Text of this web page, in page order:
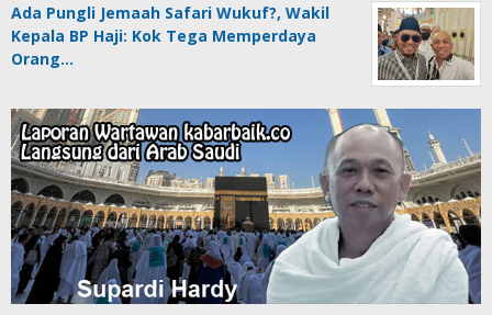
Ada Pungli Jemaah Safari Wukuf?, Wakil
Kepala BP Haji: Kok Tega Memperdaya
Orang…